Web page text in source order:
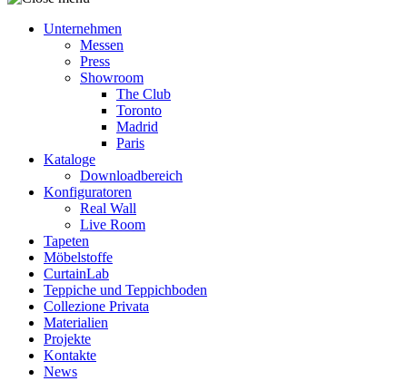
Unternehmen
Messen
Press
Showroom
The Club
Toronto
Madrid
Paris
Kataloge
Downloadbereich
Konfiguratoren
Real Wall
Live Room
Tapeten
Möbelstoffe
CurtainLab
Teppiche und Teppichboden
Collezione Privata
Materialien
Projekte
Kontakte
News